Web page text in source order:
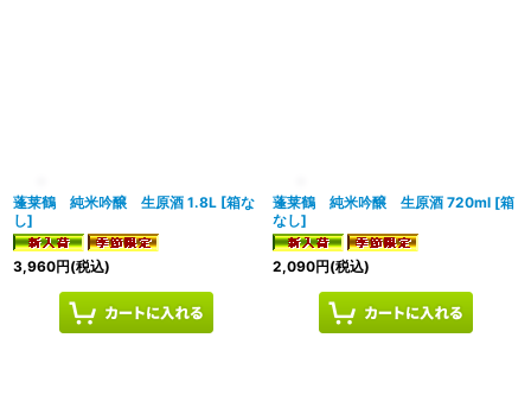
蓬莱鶴 純米吟醸 生原酒 1.8L [箱な
し]
3,960円(税込)
蓬莱鶴 純米吟醸 生原酒 720ml [箱
なし]
2,090円(税込)